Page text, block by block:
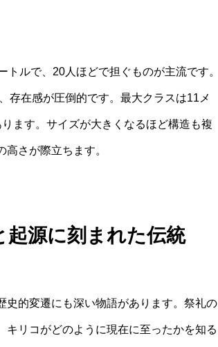
ルで、20人ほどで担ぐものが主流です。
存在感が圧倒的です。最大クラスは11メ
ます。サイズが大きくなるほど構造も複
さが際立ちます。
起源に刻まれた伝統
史的変遷にも深い物語があります。祭礼の
リコがどのように現在に至ったかを知る